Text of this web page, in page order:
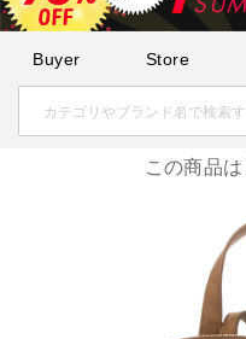
Buyer Store
この商品は